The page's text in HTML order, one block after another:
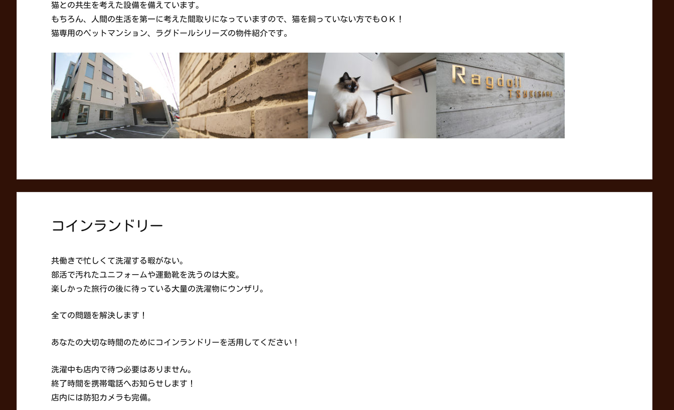
猫との共生を考えた設備を備えています。
もちろん、人間の生活を第一に考えた間取りになっていますので、猫を飼っていない方でもＯＫ！
猫専用のペットマンション、ラグドールシリーズの物件紹介です。
コインランドリー
共働きで忙しくて洗濯する暇がない。
部活で汚れたユニフォームや運動靴を洗うのは大変。
楽しかった旅行の後に待っている大量の洗濯物にウンザリ。
全ての問題を解決します！
あなたの大切な時間のためにコインランドリーを活用してください！
洗濯中も店内で待つ必要はありません。
終了時間を携帯電話へお知らせします！
店内には防犯カメラも完備。